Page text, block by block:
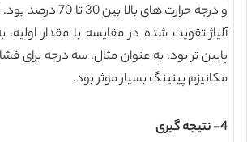
و درجه حرارت های
آلیاژ تقویت شده در مقایسه با مقدار
مکانیزم پینینگ بسیار موثر بود.
4- نتیجه گیری